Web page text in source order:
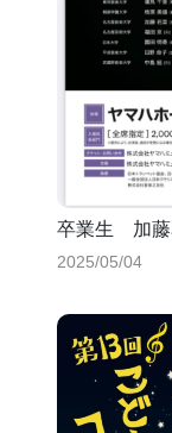
卒業生 加藤
2025/05/04